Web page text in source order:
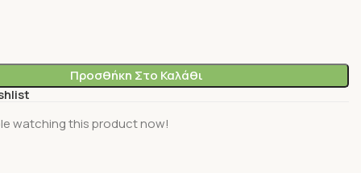
Προσθήκη Στο Καλάθι
watching this product now!